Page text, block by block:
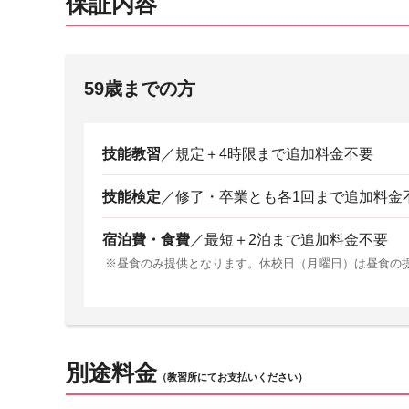
59歳までの方
技能教習 ／規定＋4時限まで追加料金不要
技能検定 ／修了・卒業とも各1回まで追加料金
宿泊費・食費 ／最短＋2泊まで追加料金不要
昼食のみ提供となります。休校日（月曜日）は昼食の
別途料金 （教習所にてお支払いください）